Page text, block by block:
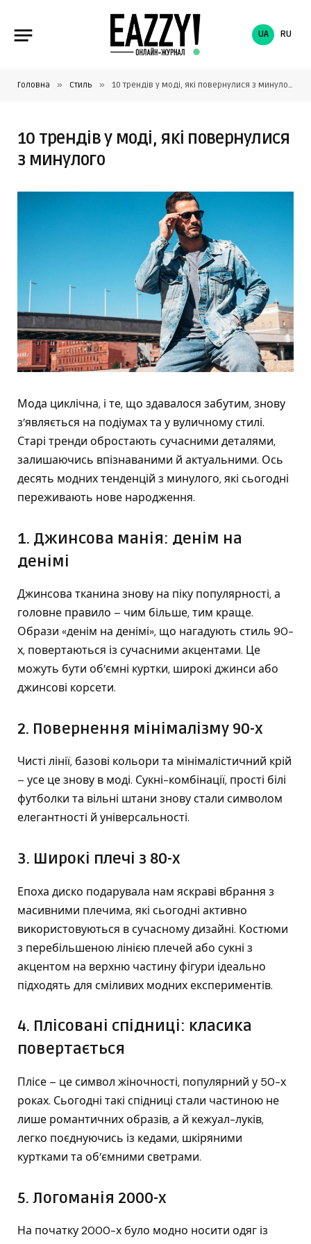
UA RU
Головна » Стиль » 10 трендів у моді, які повернулися з минулого
10 трендів у моді, які повернулися
з минулого
Мода циклічна, і те, що здавалося забутим, знову
з’являється на подіумах та у вуличному стилі.
Старі тренди обростають сучасними деталями,
залишаючись впізнаваними й актуальними. Ось
десять модних тенденцій з минулого, які сьогодні
переживають нове народження.
1. Джинсова манія: денім на
денімі
Джинсова тканина знову на піку популярності, а
головне правило – чим більше, тим краще.
Образи «денім на денімі», що нагадують стиль 90-
х, повертаються із сучасними акцентами. Це
можуть бути об’ємні куртки, широкі джинси або
джинсові корсети.
2. Повернення мінімалізму 90-х
Чисті лінії, базові кольори та мінімалістичний крій
– усе це знову в моді. Сукні-комбінації, прості білі
футболки та вільні штани знову стали символом
елегантності й універсальності.
3. Широкі плечі з 80-х
Епоха диско подарувала нам яскраві вбрання з
масивними плечима, які сьогодні активно
використовуються в сучасному дизайні. Костюми
з перебільшеною лінією плечей або сукні з
акцентом на верхню частину фігури ідеально
підходять для сміливих модних експериментів.
4. Плісовані спідниці: класика
повертається
Плісе – це символ жіночності, популярний у 50-х
роках. Сьогодні такі спідниці стали частиною не
лише романтичних образів, а й кежуал-луків,
легко поєднуючись із кедами, шкіряними
куртками та об’ємними светрами.
5. Логоманія 2000-х
На початку 2000-х було модно носити одяг із